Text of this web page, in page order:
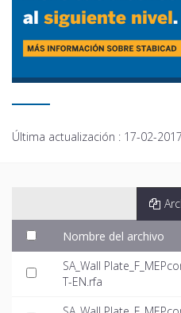
Última actualización : 17-02-2017
Nombre del archivo
SA_Wall
T-EN.rfa